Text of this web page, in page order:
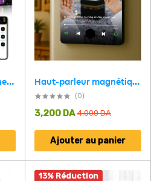
Bande LED Matrix Panel pour voiture écran souple programmable (92 x 374 mm) Haut-parleur magnétique coran Lecteur audio islamique – جهاز قراءة القرآن يثبت على الثلاجة
(0)
4,000DA
3,200 DA
Ajouter au panier
13% Réduction